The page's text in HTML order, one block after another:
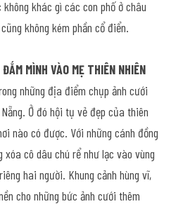
khác gì các con phố ở châu
không kém phần cổ điển.
MÌNH VÀO MẸ THIÊN NHIÊN
những địa điểm chụp ảnh cưới
Ở đó hội tụ vẻ đẹp của thiên
nào có được. Với những cánh đồng
xóa cô dâu chú rể như lạc vào vùng
hai người. Khung cảnh hùng vĩ,
cho những bức ảnh cưới thêm